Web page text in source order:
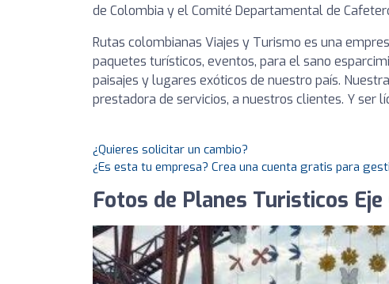
de Colombia y el Comité Departamental de
Rutas colombianas Viajes y Turismo es una
paquetes turísticos, eventos, para el sano
paisajes y lugares exóticos de nuestro país.
prestadora de servicios, a nuestros clientes. Y ser
¿Quieres solicitar un cambio?
¿Es esta tu empresa? Crea una cuenta gratis para
Fotos de Planes Turisticos